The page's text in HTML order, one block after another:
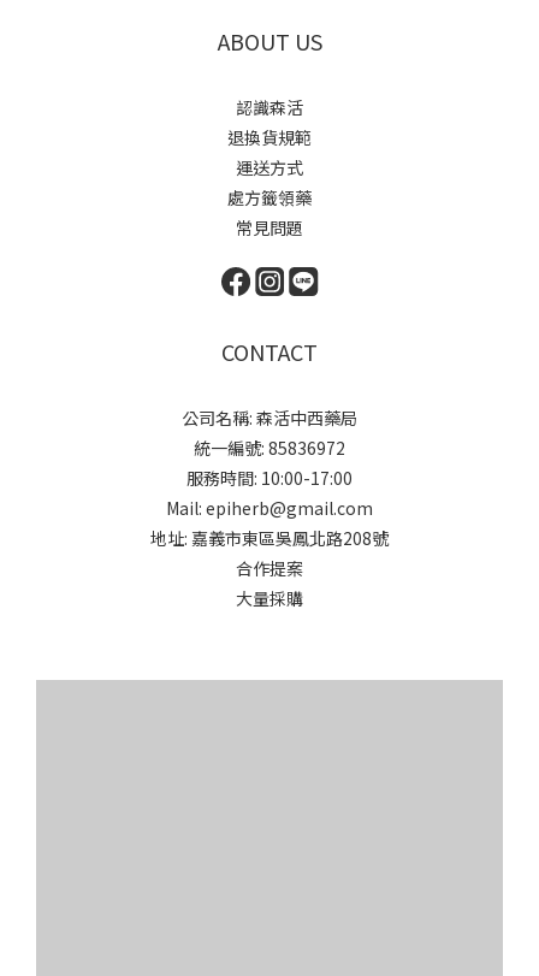
ABOUT US
認識森活
退換貨規範
運送方式
處方籤領藥
常見問題
CONTACT
公司名稱: 森活中西藥局
統一編號: 85836972
服務時間: 10:00-17:00
Mail: epiherb@gmail.com
地址: 嘉義市東區吳鳳北路208號
合作提案
大量採購